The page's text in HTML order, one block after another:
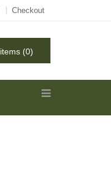
Checkout
items (0)